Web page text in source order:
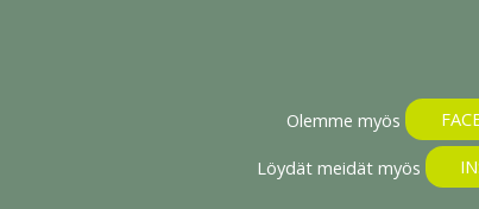
Olemme myös
Löydät meidät myös